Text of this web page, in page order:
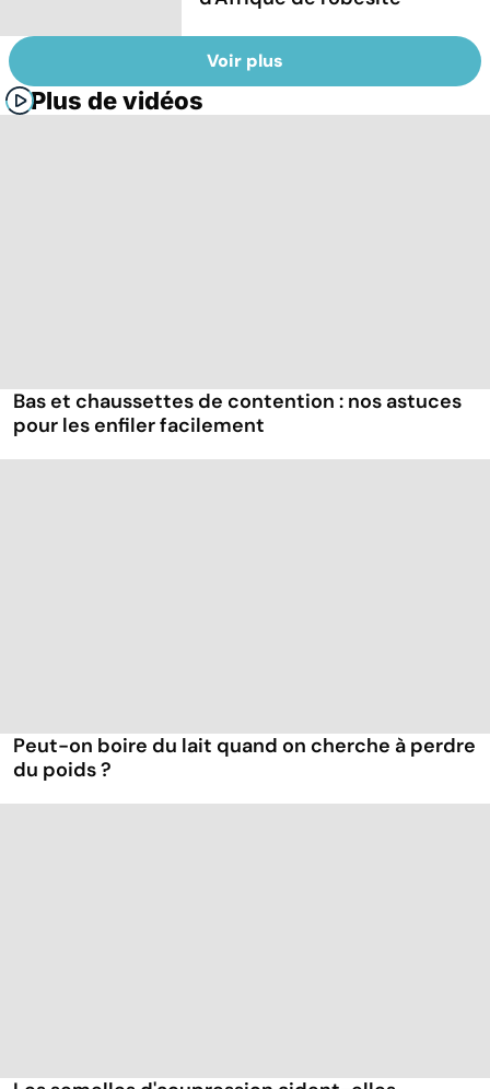
Voir plus
Plus de vidéos
Bas et chaussettes de contention : nos astuces
pour les enfiler facilement
Peut-on boire du lait quand on cherche à perdre
du poids ?